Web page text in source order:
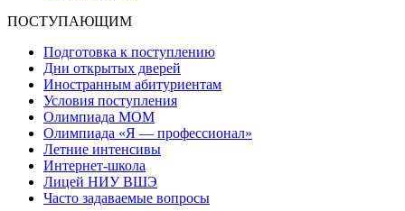
ПОСТУПАЮЩИМ
Подготовка к поступлению
Дни открытых дверей
Иностранным абитуриентам
Условия поступления
Олимпиада МОМ
Олимпиада «Я — профессионал»
Летние интенсивы
Интернет-школа
Лицей НИУ ВШЭ
Часто задаваемые вопросы